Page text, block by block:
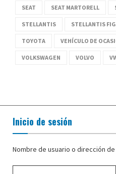
SEAT SEAT MARTORELL
STELLANTIS STELLANTIS
TOYOTA VEHÍCULO DE
VOLKSWAGEN VOLVO
Inicio de sesión
Nombre de usuario o dirección